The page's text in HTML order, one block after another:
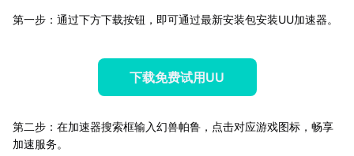
第一步：通过下方下载按钮，即可通过最新安装包安装UU加速器。
下载免费试用UU
第二步：在加速器搜索框输入幻兽帕鲁，点击对应游戏图标，畅享
加速服务。